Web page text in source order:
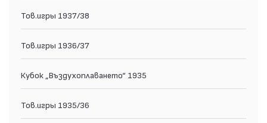
Тов.игры 1937/38
Тов.игры 1936/37
Кубок „Въздухоплаването“ 1935
Тов.игры 1935/36